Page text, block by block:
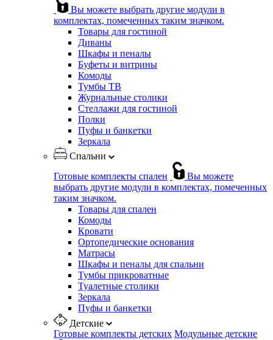
Вы можете выбрать другие модули в
комплектах, помеченных таким значком.
Товары для гостиной
Диваны
Шкафы и пеналы
Буфеты и витрины
Комоды
Тумбы ТВ
Журнальные столики
Стеллажи для гостиной
Полки
Пуфы и банкетки
Зеркала
Спальни
Готовые комплекты спален
Вы можете
выбрать другие модули в комплектах, помеченных
таким значком.
Товары для спален
Комоды
Кровати
Ортопедические основания
Матрасы
Шкафы и пеналы для спальни
Тумбы прикроватные
Туалетные столики
Зеркала
Пуфы и банкетки
Детские
Готовые комплекты детских Модульные детские